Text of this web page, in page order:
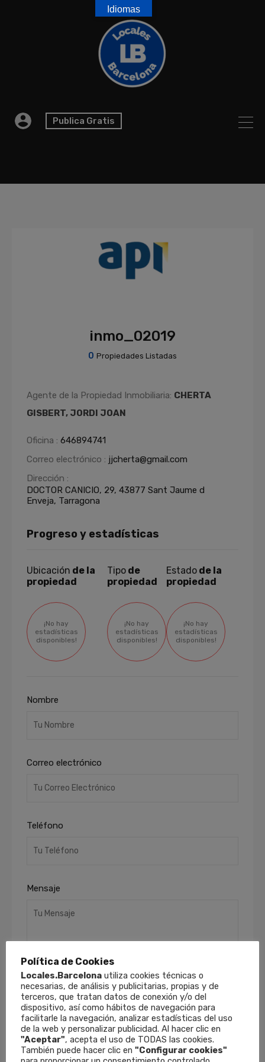
Publica Gratis
inmo_02019
0 Propiedades Listadas
Agente de la Propiedad Inmobiliaria: CHERTA
GISBERT, JORDI JOAN
Oficina : 646894741
Correo electrónico : jjcherta@gmail.com
Dirección :
DOCTOR CANICIO, 29, 43877 Sant Jaume d
Enveja, Tarragona
Progreso y estadísticas
Ubicación de la
propiedad
¡No hay
estadísticas
disponibles!
Tipo de
propiedad
¡No hay
estadísticas
disponibles!
Estado de la
propiedad
¡No hay
estadísticas
disponibles!
Nombre
Correo electrónico
Teléfono
Mensaje
He leído y acepto laPolítica de Privacidad
Finalidades: Responder a sus solicitudes y
remitirle información comercial de nuestros
productos y servicios, incluso por medios
electrónicos.Derechos : Puede retirar su
Política de Cookies
Locales.Barcelona utiliza cookies técnicas o
necesarias, de análisis y publicitarias, propias y de
terceros, que tratan datos de conexión y/o del
dispositivo, así como hábitos de navegación para
facilitarle la navegación, analizar estadísticas del uso
de la web y personalizar publicidad. Al hacer clic en
"Aceptar", acepta el uso de TODAS las cookies.
También puede hacer clic en "Configurar cookies"
Idiomas